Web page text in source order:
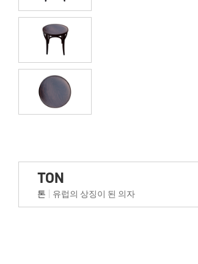
TON
톤 유럽의 상징이 된 의자